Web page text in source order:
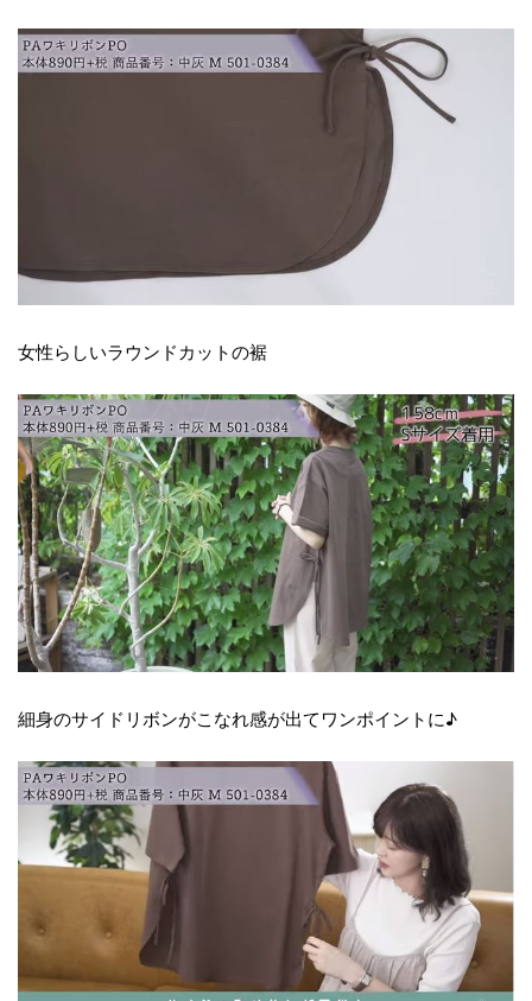
女性らしいラウンドカットの裾
細身のサイドリボンがこなれ感が出てワンポイントに♪